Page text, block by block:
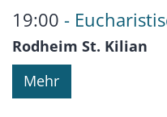
19:00
Rodheim St. Kilian
Mehr